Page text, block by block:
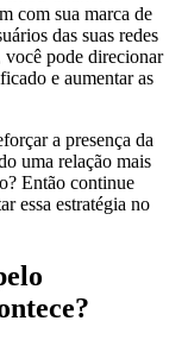
com sua marca de
das suas redes
você pode direcionar
e aumentar as
a presença da
uma relação mais
Então continue
essa estratégia no